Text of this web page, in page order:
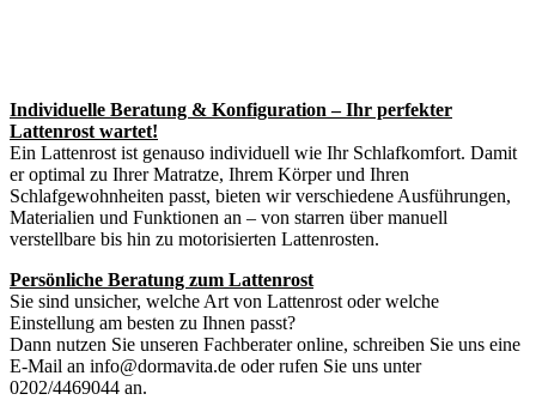
Individuelle Beratung & Konfiguration – Ihr perfekter
Lattenrost wartet!
Ein Lattenrost ist genauso individuell wie Ihr Schlafkomfort. Damit
er optimal zu Ihrer Matratze, Ihrem Körper und Ihren
Schlafgewohnheiten passt, bieten wir verschiedene Ausführungen,
Materialien und Funktionen an – von starren über manuell
verstellbare bis hin zu motorisierten Lattenrosten.
Persönliche Beratung zum Lattenrost
Sie sind unsicher, welche Art von Lattenrost oder welche
Einstellung am besten zu Ihnen passt?
Dann nutzen Sie unseren Fachberater online, schreiben Sie uns eine
E-Mail an info@dormavita.de oder rufen Sie uns unter
0202/4469044 an.